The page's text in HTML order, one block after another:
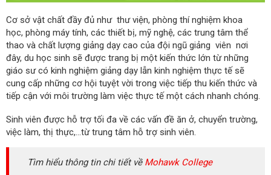
Cơ sở vật chất đầy đủ như thư viện, phòng thí nghiệm khoa
học, phòng máy tính, các thiết bị, mỹ nghệ, các trung tâm thể
thao và chất lượng giảng dạy cao của đội ngũ giảng viên nơi
đây, du học sinh sẽ được trang bị một kiến thức lớn từ những
giáo sư có kinh nghiệm giảng dạy lẫn kinh nghiệm thực tế sẽ
cung cấp những cơ hội tuyệt vời trong việc tiếp thu kiến thức và
tiếp cận với môi trường làm việc thực tế một cách nhanh chóng.
Sinh viên được hỗ trợ tối đa về các vấn đề ăn ở, chuyển trường,
việc làm, thị thực,…từ trung tâm hỗ trợ sinh viên.
Tìm hiểu thông tin chi tiết về Mohawk College